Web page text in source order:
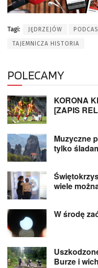
Tagi: JĘDRZEJÓW
TAJEMNICZA HISTORIA
POLECAMY
KORONA
[ZAPIS
Muzyczne
tylko
wiele
W środę
Burze i